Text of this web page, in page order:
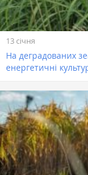
13 січня
На деградованих
енергетичні